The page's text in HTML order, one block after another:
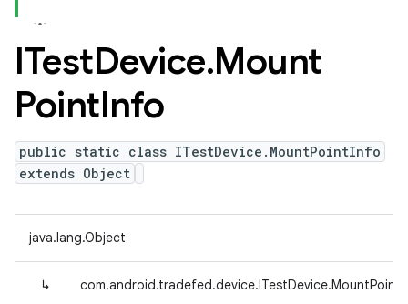
ITestDevice.Mount
PointInfo
public static class ITestDevice.MountPointInfo
extends Object
java.lang.Object
↳